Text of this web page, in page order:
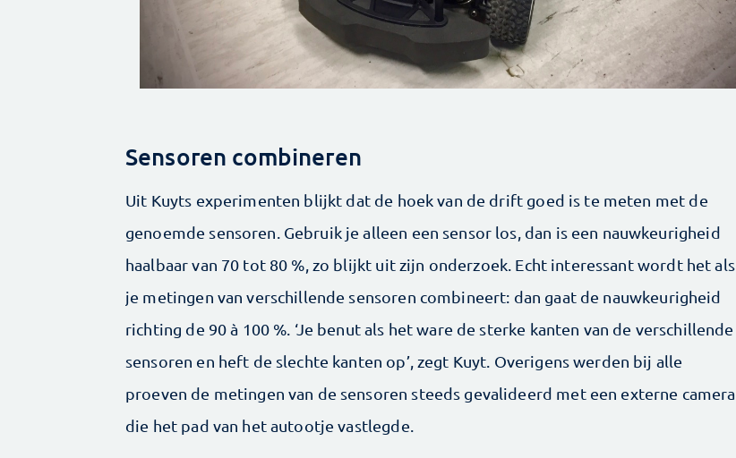
Sensoren combineren
Uit Kuyts experimenten blijkt dat de hoek van de drift goed is te meten met de
genoemde sensoren. Gebruik je alleen een sensor los, dan is een nauwkeurigheid
haalbaar van 70 tot 80 %, zo blijkt uit zijn onderzoek. Echt interessant wordt het als
je metingen van verschillende sensoren combineert: dan gaat de nauwkeurigheid
richting de 90 à 100 %. ‘Je benut als het ware de sterke kanten van de verschillende
sensoren en heft de slechte kanten op’, zegt Kuyt. Overigens werden bij alle
proeven de metingen van de sensoren steeds gevalideerd met een externe camera
die het pad van het autootje vastlegde.